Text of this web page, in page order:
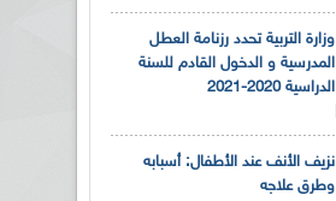
وزارة التربية تحدد رزنامة العطل
المدرسية و الدخول القادم للسنة
الدراسية 2020-2021
نزيف الأنف عند الأطفال: أسبابه
وطرق علاجه